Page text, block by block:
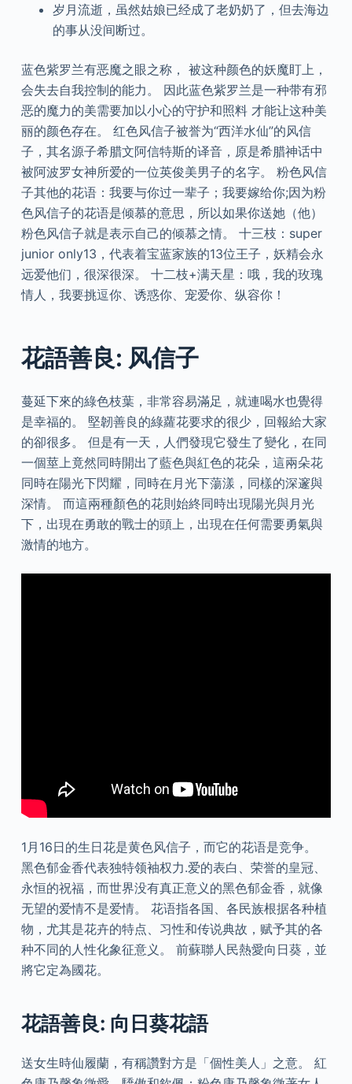
岁月流逝，虽然姑娘已经成了老奶奶了，但去海边
的事从没间断过。
蓝色紫罗兰有恶魔之眼之称， 被这种颜色的妖魔盯上，
会失去自我控制的能力。 因此蓝色紫罗兰是一种带有邪
恶的魔力的美需要加以小心的守护和照料 才能让这种美
丽的颜色存在。 红色风信子被誉为“西洋水仙”的风信
子，其名源子希腊文阿信特斯的译音，原是希腊神话中
被阿波罗女神所爱的一位英俊美男子的名字。 粉色风信
子其他的花语：我要与你过一辈子；我要嫁给你;因为粉
色风信子的花语是倾慕的意思，所以如果你送她（他）
粉色风信子就是表示自己的倾慕之情。 十三枝：super
junior only13，代表着宝蓝家族的13位王子，妖精会永
远爱他们，很深很深。 十二枝+满天星：哦，我的玫瑰
情人，我要挑逗你、诱惑你、宠爱你、纵容你！
花語善良: 风信子
蔓延下來的綠色枝葉，非常容易滿足，就連喝水也覺得
是幸福的。 堅韌善良的綠蘿花要求的很少，回報給大家
的卻很多。 但是有一天，人們發現它發生了變化，在同
一個莖上竟然同時開出了藍色與紅色的花朵，這兩朵花
同時在陽光下閃耀，同時在月光下蕩漾，同樣的深邃與
深情。 而這兩種顏色的花則始終同時出現陽光與月光
下，出現在勇敢的戰士的頭上，出現在任何需要勇氣與
激情的地方。
1月16日的生日花是黄色风信子，而它的花语是竞争。
黑色郁金香代表独特领袖权力.爱的表白、荣誉的皇冠、
永恒的祝福，而世界没有真正意义的黑色郁金香，就像
无望的爱情不是爱情。 花语指各国、各民族根据各种植
物，尤其是花卉的特点、习性和传说典故，赋予其的各
种不同的人性化象征意义。 前蘇聯人民熱愛向日葵，並
將它定為國花。
花語善良: 向日葵花語
送女生時仙履蘭，有稱讚對方是「個性美人」之意。 紅